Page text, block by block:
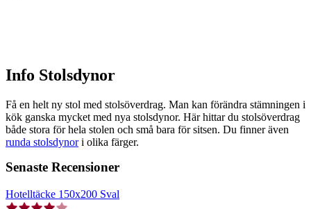
Info Stolsdynor
Få en helt ny stol med stolsöverdrag. Man kan förändra stämningen i
kök ganska mycket med nya stolsdynor. Här hittar du stolsöverdrag
både stora för hela stolen och små bara för sitsen. Du finner även
runda stolsdynori olika färger.
Senaste Recensioner
Hotelltäcke 150x200 Sval